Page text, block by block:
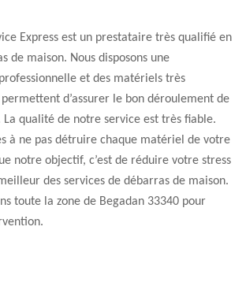
Express est un prestataire très qualifié en
de maison. Nous disposons une
et des matériels très
d’assurer le bon déroulement de
qualité de notre service est très fiable.
à ne pas détruire chaque matériel de votre
notre objectif, c’est de réduire votre stress
des services de débarras de maison.
toute la zone de Begadan 33340 pour